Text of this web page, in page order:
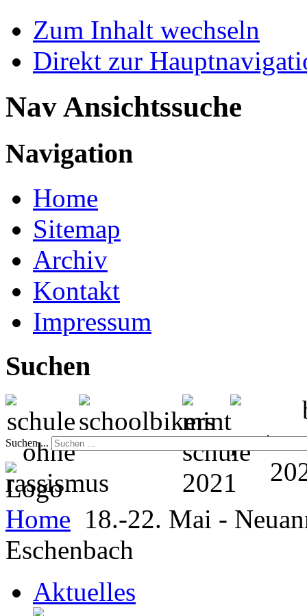
Zum Inhalt wechseln
Direkt zur
Nav Ansichtssuche
Navigation
Home
Sitemap
Archiv
Kontakt
Impressum
Suchen
Suchen ...
Home 18.-22. Mai -
Eschenbach
Aktuelles